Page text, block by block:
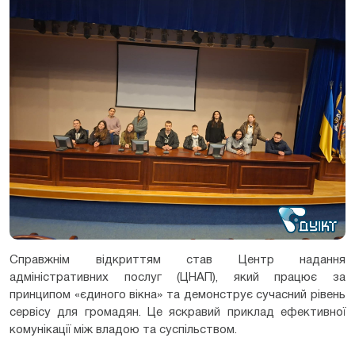
Справжнім відкриттям став Центр надання
адміністративних послуг (ЦНАП), який працює за
принципом «єдиного вікна» та демонструє сучасний рівень
сервісу для громадян. Це яскравий приклад ефективної
комунікації між владою та суспільством.